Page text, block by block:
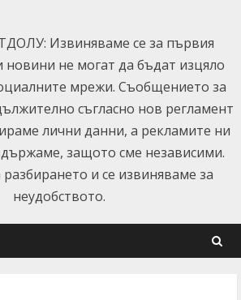
Извиняваме се за първия
новини не могат да бъдат изцяло
мрежи. Съобщението за
съгласно нов регламент
лични данни, а рекламите ни
защото сме независими.
и се извиняваме за
неудобството.